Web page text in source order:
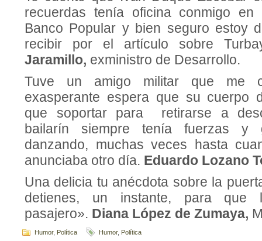
recuerdas tenía oficina conmigo
Banco Popular y bien seguro estoy
recibir por el artículo sobre
Jaramillo, exministro de Desarrollo.
Tuve un amigo militar que me
exasperante espera que su cuerpo
que soportar para retirarse a
bailarín siempre tenía fuerzas y
danzando, muchas veces hasta
anunciaba otro día. Eduardo Lozano
Una delicia tu anécdota sobre la
detienes, un instante, para que
pasajero». Diana López de Zumaya,
Humor, Política Humor, Política